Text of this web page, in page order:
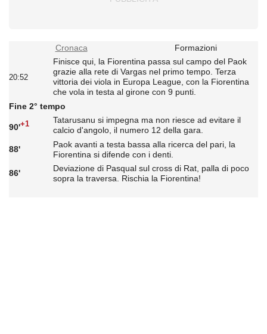
Cronaca Formazioni
20:52
Finisce qui, la Fiorentina passa sul campo del Paok
grazie alla rete di Vargas nel primo tempo. Terza
vittoria dei viola in Europa League, con la Fiorentina
che vola in testa al girone con 9 punti.
Fine 2° tempo
90'+1
Tatarusanu si impegna ma non riesce ad evitare il
calcio d'angolo, il numero 12 della gara.
88'
Paok avanti a testa bassa alla ricerca del pari, la
Fiorentina si difende con i denti.
86'
Deviazione di Pasqual sul cross di Rat, palla di poco
sopra la traversa. Rischia la Fiorentina!